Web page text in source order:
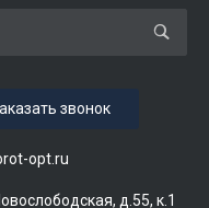
opt.ru
звонок
д.55, к.1